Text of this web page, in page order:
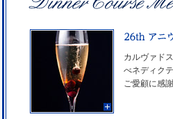
カルヴァド
べネディク
ご愛顧に感